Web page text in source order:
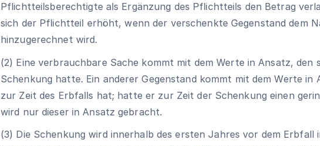
Pflichtteilsberechtigte als Ergänzung des Pflichtteils den Betrag
sich der Pflichtteil erhöht, wenn der verschenkte Gegenstand dem
hinzugerechnet wird.
(2) Eine verbrauchbare Sache kommt mit dem Werte in Ansatz, den
Schenkung hatte. Ein anderer Gegenstand kommt mit dem Werte in
zur Zeit des Erbfalls hat; hatte er zur Zeit der Schenkung einen
wird nur dieser in Ansatz gebracht.
(3) Die Schenkung wird innerhalb des ersten Jahres vor dem Erbfall